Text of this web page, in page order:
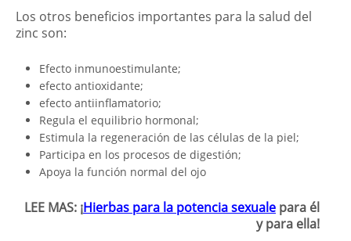
Los otros beneficios importantes para la salud del
zinc son:
Efecto inmunoestimulante;
efecto antioxidante;
efecto antiinflamatorio;
Regula el equilibrio hormonal;
Estimula la regeneración de las células de la piel;
Participa en los procesos de digestión;
Apoya la función normal del ojo
LEE MAS: ¡Hierbas para la potencia sexuale para él
y para ella!